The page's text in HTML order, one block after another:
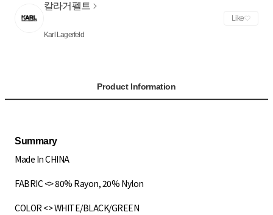
칼라거펠트
Karl Lagerfeld
Like
Product Information
Summary
Made In CHINA
FABRIC <> 80% Rayon, 20% Nylon
COLOR <> WHITE/BLACK/GREEN